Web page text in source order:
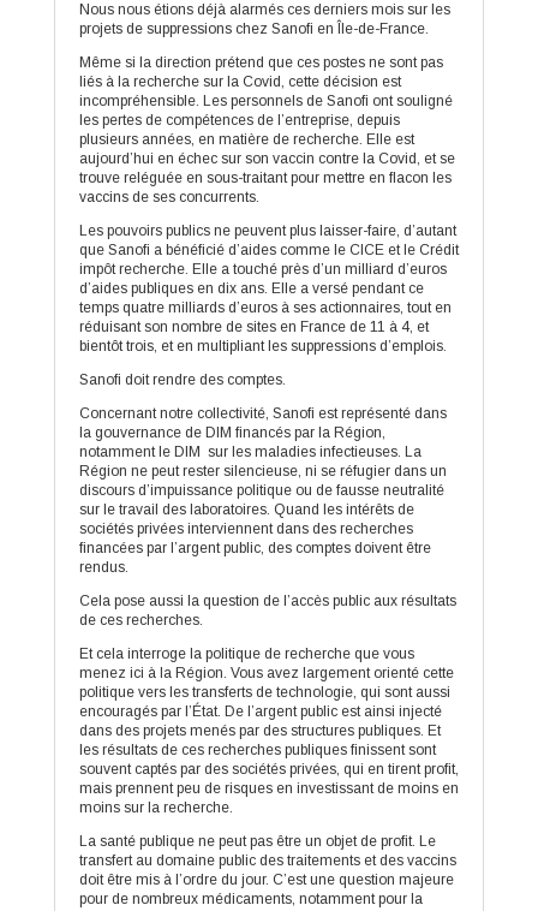
Nous nous étions déjà alarmés ces derniers mois sur les
projets de suppressions chez Sanofi en Île-de-France.
Même si la direction prétend que ces postes ne sont pas
liés à la recherche sur la Covid, cette décision est
incompréhensible. Les personnels de Sanofi ont souligné
les pertes de compétences de l’entreprise, depuis
plusieurs années, en matière de recherche. Elle est
aujourd’hui en échec sur son vaccin contre la Covid, et se
trouve reléguée en sous-traitant pour mettre en flacon les
vaccins de ses concurrents.
Les pouvoirs publics ne peuvent plus laisser-faire, d’autant
que Sanofi a bénéficié d’aides comme le CICE et le Crédit
impôt recherche. Elle a touché près d’un milliard d’euros
d’aides publiques en dix ans. Elle a versé pendant ce
temps quatre milliards d’euros à ses actionnaires, tout en
réduisant son nombre de sites en France de 11 à 4, et
bientôt trois, et en multipliant les suppressions d’emplois.
Sanofi doit rendre des comptes.
Concernant notre collectivité, Sanofi est représenté dans
la gouvernance de DIM financés par la Région,
notamment le DIM sur les maladies infectieuses. La
Région ne peut rester silencieuse, ni se réfugier dans un
discours d’impuissance politique ou de fausse neutralité
sur le travail des laboratoires. Quand les intérêts de
sociétés privées interviennent dans des recherches
financées par l’argent public, des comptes doivent être
rendus.
Cela pose aussi la question de l’accès public aux résultats
de ces recherches.
Et cela interroge la politique de recherche que vous
menez ici à la Région. Vous avez largement orienté cette
politique vers les transferts de technologie, qui sont aussi
encouragés par l’État. De l’argent public est ainsi injecté
dans des projets menés par des structures publiques. Et
les résultats de ces recherches publiques finissent sont
souvent captés par des sociétés privées, qui en tirent profit,
mais prennent peu de risques en investissant de moins en
moins sur la recherche.
La santé publique ne peut pas être un objet de profit. Le
transfert au domaine public des traitements et des vaccins
doit être mis à l’ordre du jour. C’est une question majeure
pour de nombreux médicaments, notamment pour la